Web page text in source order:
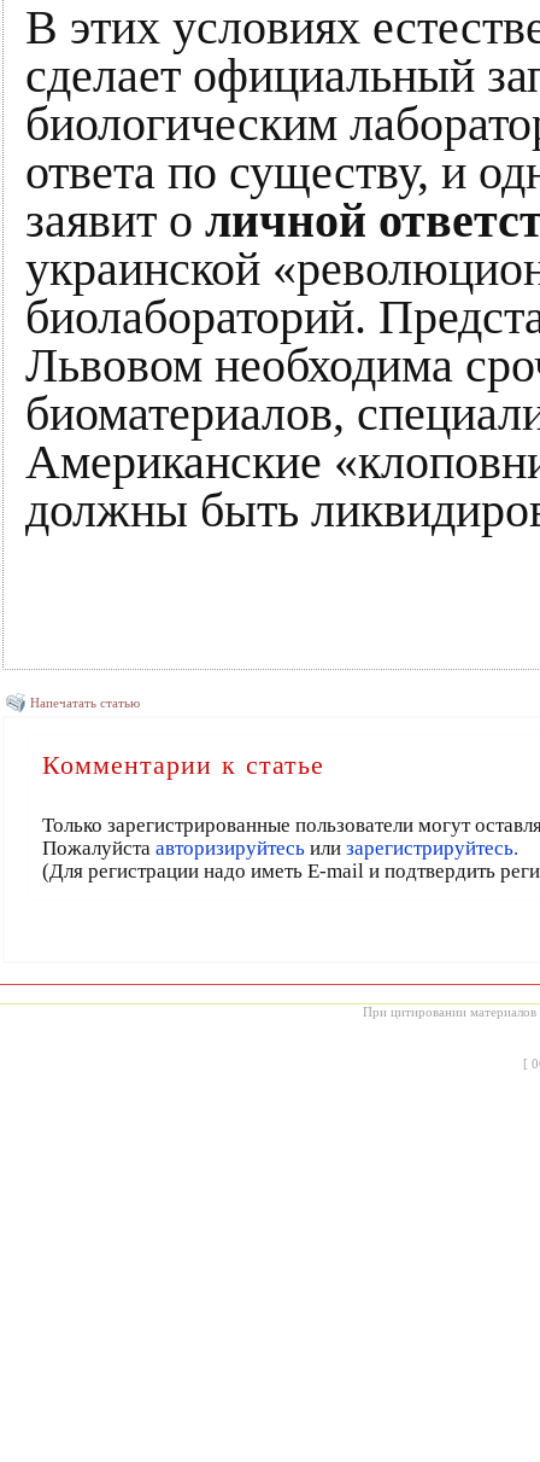
В этих условиях
сделает официальный
биологическим
ответа по существу, и
заявит о личной
украинской
биолабораторий.
Львовом необходима
биоматериалов,
Американские
должны быть
Напечатать статью
Комментарии к статье
Только зарегистрированные пользователи могут
Пожалуйста авторизируйтесьили зарегистрируйтесь.
(Для регистрации надо иметь E-mail и подтвердить
При цитировании материалов
[